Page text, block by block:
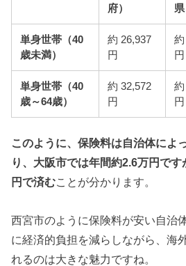
府）
県
単身世帯（40
歳未満）
約 26,937
円
円
単身世帯（40
歳～64歳）
約 32,572
円
円
このように、保険料は自治体によ
り、大阪市では年間約2.6万円で
円で済むことが分かります。
西宮市のように保険料が安い自治
に経済的負担を減らしながら、海
れるのは大きな魅力ですね。